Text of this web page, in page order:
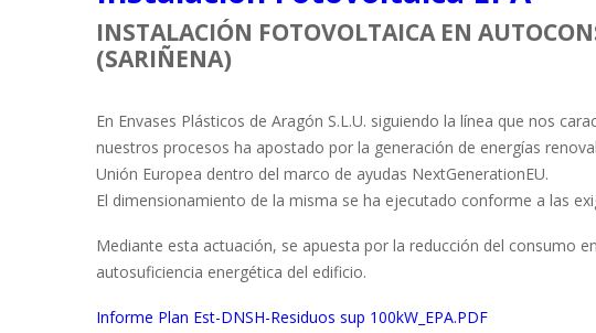
INSTALACIÓN FOTOVOLTAICA EN
(SARIÑENA)
En Envases Plásticos de Aragón S.L.U. siguiendo la línea que nos
nuestros procesos ha apostado por la generación de energías
Unión Europea dentro del marco de ayudas NextGenerationEU.
El dimensionamiento de la misma se ha ejecutado conforme a las
Mediante esta actuación, se apuesta por la reducción del consumo
autosuficiencia energética del edificio.
Informe Plan Est-DNSH-Residuos sup 100kW_EPA.PDF